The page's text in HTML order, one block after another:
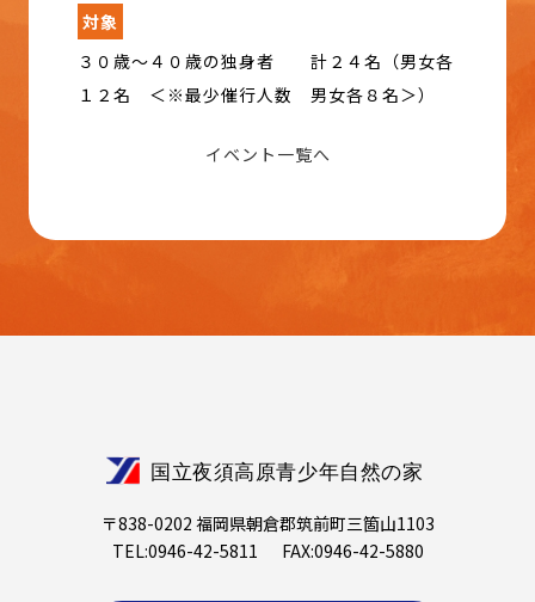
対象
３０歳～４０歳の独身者 計２４名（男女各
１２名 ＜※最少催行人数 男女各８名＞）
イベント一覧へ
〒838-0202 福岡県朝倉郡筑前町三箇山1103
TEL:0946-42-5811
FAX:0946-42-5880